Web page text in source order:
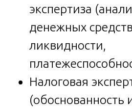
экспертиза
денежных
ликвидности,
Налоговая
(обоснованность